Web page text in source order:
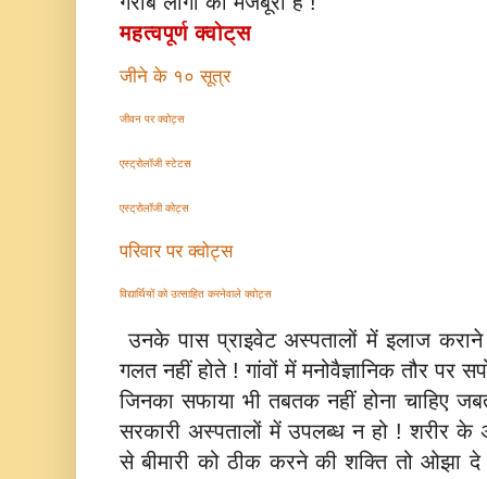
महत्वपूर्ण क्वोट्स
जीने के १० सूत्र
जीवन पर क्वोट्स
एस्ट्रोलॉजी स्टेटस
एस्ट्रोलॉजी कोट्स
परिवार पर क्वोट्स
विद्यार्थियों को उत्साहित करनेवाले क्वोट्स
उनके पास प्राइवेट अस्‍पतालों में इलाज
गलत नहीं होते ! गांवों में मनोवैज्ञानिक तौर पर
जिनका सफाया भी तबतक नहीं होना चाहिए
सरकारी अस्‍पतालों में उपलब्‍ध न हो ! शरीर के
से बीमारी को ठीक करने की शक्ति तो ओझा दे